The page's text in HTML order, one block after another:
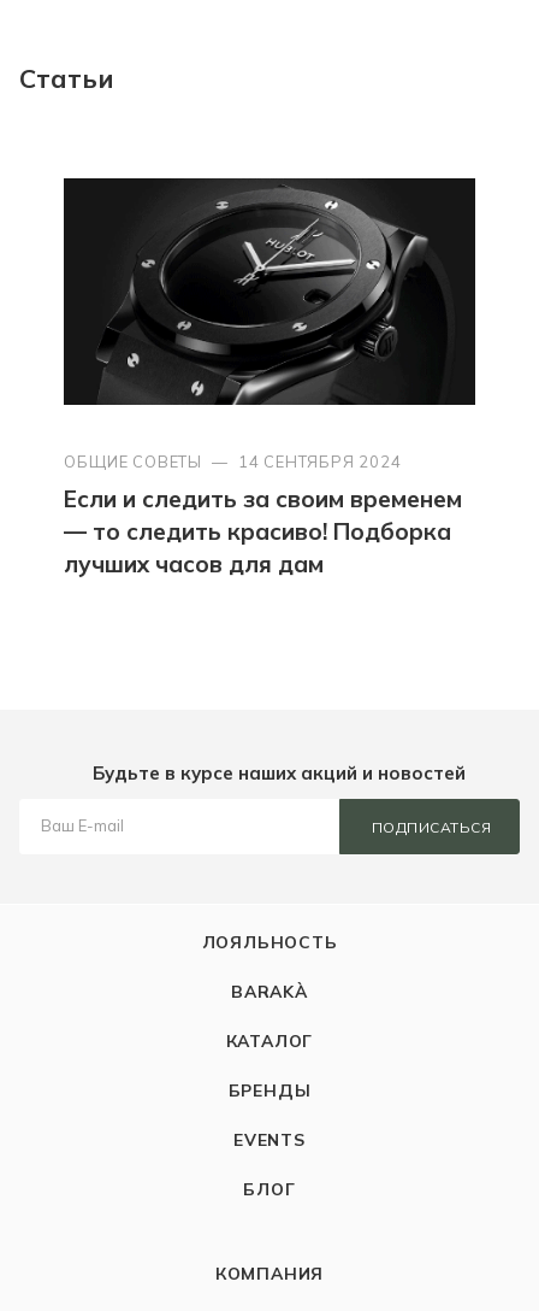
Статьи
ОБЩИЕ СОВЕТЫ — 14 СЕНТЯБРЯ 2024
Если и следить за своим временем
— то следить красиво! Подборка
лучших часов для дам
Будьте в курсе наших акций и новостей
ПОДПИСАТЬСЯ
ЛОЯЛЬНОСТЬ
BARAKÀ
КАТАЛОГ
БРЕНДЫ
EVENTS
БЛОГ
КОМПАНИЯ